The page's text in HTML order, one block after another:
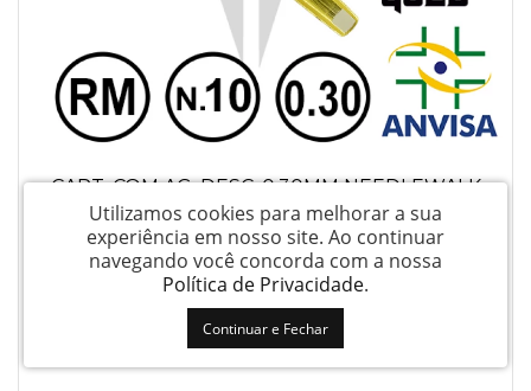
CART. COM AG. DESC. 0,30MM NEEDLEWALK
ECO - REF. 07RM-10 - ANVISA Nº82255219015
Login para ver preço
Utilizamos cookies para melhorar a sua
experiência em nosso site. Ao continuar
navegando você concorda com a nossa
Política de Privacidade.
Continuar e Fechar